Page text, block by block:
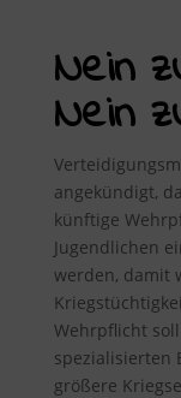
Nein
Nein
angekündigt,
künftige
Jugendlichen
werden, damit
Wehrpflicht
spezialisierten
größere